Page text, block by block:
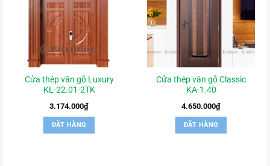
Cửa thép vân gỗ Luxury
KL-22.01-2TK
3.174.000₫
ĐẶT HÀNG
Cửa thép vân gỗ Classic
KA-1.40
4.650.000₫
ĐẶT HÀNG